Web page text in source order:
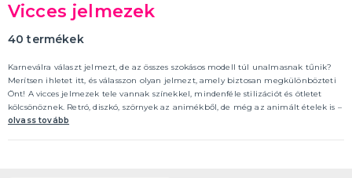
Farsangi kiegészítők
Parókák
Léggömbök és hélium
Party kiegészítők
🎭 Egész évben ünnepelünk
Jelmezek rendezvényenként
Film- és mesefigurák, szuperhősök jelmezei
Az évtized jelmezei
Állatjelmezek és állati kabalák
Ijesztő jelmezek
Jelmezek szakma szerint
Erotikus fehérneműk és jelmezek
TÖBB KATEGÓRIA
FARSANGI KIEGÉSZÍTŐK
Kiegészítők rendezvényenként
Kiegészítők téma szerint
Vicces jelmezek
40termékek
Karneválra választ jelmezt, de az összes szokásos modell túl unalmasnak tűnik?
Merítsen ihletet itt, és válasszon olyan jelmezt, amely biztosan megkülönbözteti
Önt! A vicces jelmezek tele vannak színekkel, mindenféle stilizációt és ötletet
kölcsönöznek. Retró, diszkó, szörnyek az animékből, de még az animált ételek is –
mindez felpörgeti a mókát, és igazi nevetés robbantójaként hat!
olvass tovább